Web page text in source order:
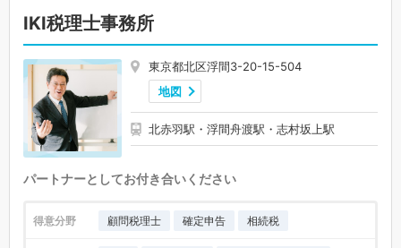
IKI税理士事務所
東京都北区浮間3-20-15-504
地図
北赤羽駅・浮間舟渡駅・志村坂上駅
パートナーとしてお付き合いください
得意分野 顧問税理士 確定申告 相続税